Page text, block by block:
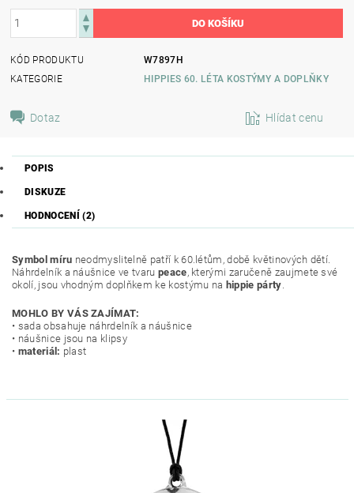
KÓD PRODUKTU
W7897H
KATEGORIE
HIPPIES 60. LÉTA KOSTÝMY A DOPLŇKY
Dotaz Hlídat cenu
POPIS
DISKUZE
HODNOCENÍ (2)
Symbol míru neodmyslitelně patří k 60.létům, době květinových dětí.
Náhrdelník a náušnice ve tvaru peace, kterými zaručeně zaujmete své
okolí, jsou vhodným doplňkem ke kostýmu na hippie párty.
MOHLO BY VÁS ZAJÍMAT:
• sada obsahuje náhrdelník a náušnice
• náušnice jsou na klipsy
• materiál: plast